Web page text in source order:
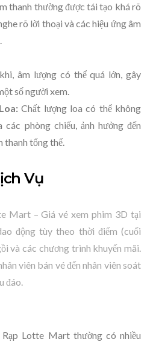
thanh thường được tái tạo khá rõ
rõ lời thoại và các hiệu ứng âm
âm lượng có thể quá lớn, gây
số người xem.
Chất lượng loa có thể không
các phòng chiếu, ảnh hưởng đến
thanh tổng thể.
Vụ
Mart – Giá vé xem phim 3D tại
động tùy theo thời điểm (cuối
và các chương trình khuyến mãi.
viên bán vé đến nhân viên soát
đáo.
Rạp Lotte Mart thường có nhiều